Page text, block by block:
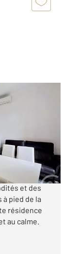
et des
pied de la
résidence
au calme.